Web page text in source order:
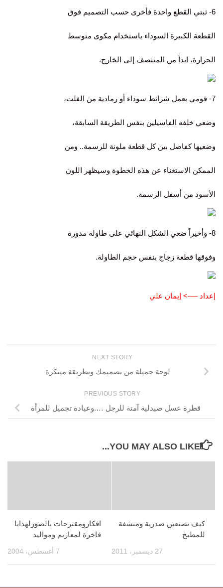
6- ثبتي القطع واحدة فأخرى حسب التصميم فوق
القطعة الكبيرة السوداء باستخدام مكوى متوسط
الحرارة، ابدأ من المنتصف إلى الخارج.
7- قومي بعمل شرائط سوداء أو رمادية من الفلت،
وضعي خلفه الفاسيلين بنفس الطريقة السابقة،
وضعيها كفاصل بين كل قطعة ملونة للرسمة.. ومن
الممكن الاستغناء عن هذه الخطوة وسيظهر اللون
الأسود من أسفل الرسمة.
8- وأخيراً ضعي الشكل النهائي على طاولة مدورة
وفوقها قطعة زجاج بنفس حجم الطاولة.
إعداد —-> إيمان علي
NEXT STORY
لوحة جميلة من تصميمك وبطريقة مبتكرة
PREVIOUS STORY
قطرة عسل صيدلية آمنة للرجل ….وعيادة تجميل للمرأة
YOU MAY ALSO LIKE...
افكارومقترحات بالصورلهدايا
فاخرة لمعازيم ومواليد
7 أغسطس، 2004
كيف تصنعين صدرية ومنشفة
للمطبخ
27 ديسمبر، 2011